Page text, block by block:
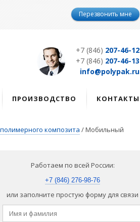
Перезвонить мне
+7 (846) 207-46-12
+7 (846) 207-46-13
info@polypak.ru
ПРОИЗВОДСТВО КОНТАКТЫ
композита /Мобильный
Работаем по всей России:
+7 (846) 276-98-76
или заполните простую форму для связи